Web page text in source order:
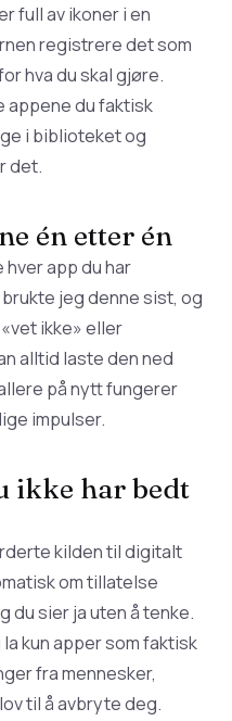
full av ikoner i en
registrere det som
hva du skal gjøre.
appene du faktisk
i biblioteket og
det.
én etter én
app du har
jeg denne sist, og
ikke» eller
alltid laste den ned
på nytt fungerer
impulser.
ikke har bedt
kilden til digitalt
om tillatelse
du sier ja uten å tenke.
kun apper som faktisk
fra mennesker,
til å avbryte deg.